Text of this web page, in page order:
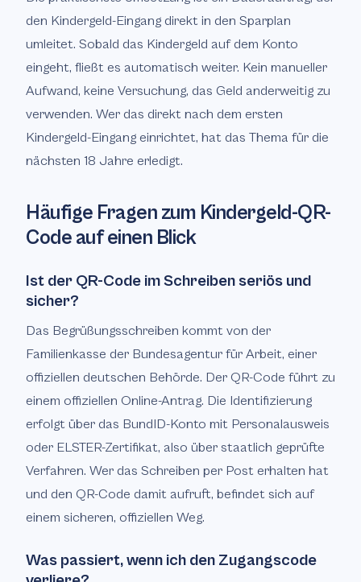
den Kindergeld-Eingang direkt in den Sparplan
umleitet. Sobald das Kindergeld auf dem Konto
eingeht, fließt es automatisch weiter. Kein manueller
Aufwand, keine Versuchung, das Geld anderweitig zu
verwenden. Wer das direkt nach dem ersten
Kindergeld-Eingang einrichtet, hat das Thema für die
nächsten 18 Jahre erledigt.
Häufige Fragen zum Kindergeld-QR-
Code auf einen Blick
Ist der QR-Code im Schreiben seriös und
sicher?
Das Begrüßungsschreiben kommt von der
Familienkasse der Bundesagentur für Arbeit, einer
offiziellen deutschen Behörde. Der QR-Code führt zu
einem offiziellen Online-Antrag. Die Identifizierung
erfolgt über das BundID-Konto mit Personalausweis
oder ELSTER-Zertifikat, also über staatlich geprüfte
Verfahren. Wer das Schreiben per Post erhalten hat
und den QR-Code damit aufruft, befindet sich auf
einem sicheren, offiziellen Weg.
Was passiert, wenn ich den Zugangscode